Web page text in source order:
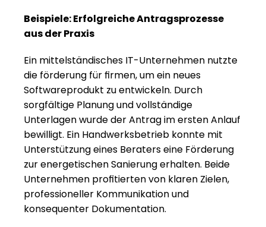
Beispiele: Erfolgreiche Antragsprozesse
aus der Praxis
Ein mittelständisches IT-Unternehmen nutzte
die förderung für firmen, um ein neues
Softwareprodukt zu entwickeln. Durch
sorgfältige Planung und vollständige
Unterlagen wurde der Antrag im ersten Anlauf
bewilligt. Ein Handwerksbetrieb konnte mit
Unterstützung eines Beraters eine Förderung
zur energetischen Sanierung erhalten. Beide
Unternehmen profitierten von klaren Zielen,
professioneller Kommunikation und
konsequenter Dokumentation.